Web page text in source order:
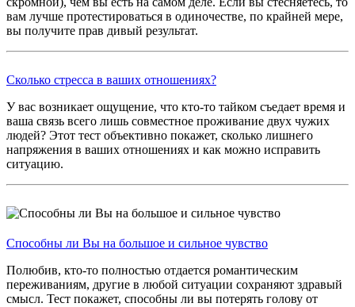
вам лучше протестироваться в одиночестве, по крайней мере,
вы получите прав дивый результат.
Сколько стресса в ваших отношениях?
У вас возникает ощущение, что кто-то тайком съедает время и
ваша связь всего лишь совместное проживание двух чужих
людей? Этот тест объективно покажет, сколько лишнего
напряжения в ваших отношениях и как можно исправить
ситуацию.
Способны ли Вы на большое и сильное чувство
Полюбив, кто-то полностью отдается романтическим
переживаниям, другие в любой ситуации сохраняют здравый
смысл. Тест покажет, способны ли вы потерять голову от